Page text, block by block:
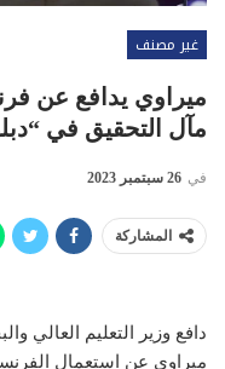
غير مصنف
ميراوي يدافع عن
مآل التحقيق في
في 26 سبتمبر 2023
المشاركة
دافع وزير التعليم العالي
ميراوي عن استعمال